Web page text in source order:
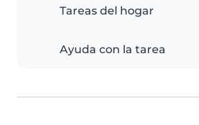
Tareas del hogar
Ayuda con la tarea